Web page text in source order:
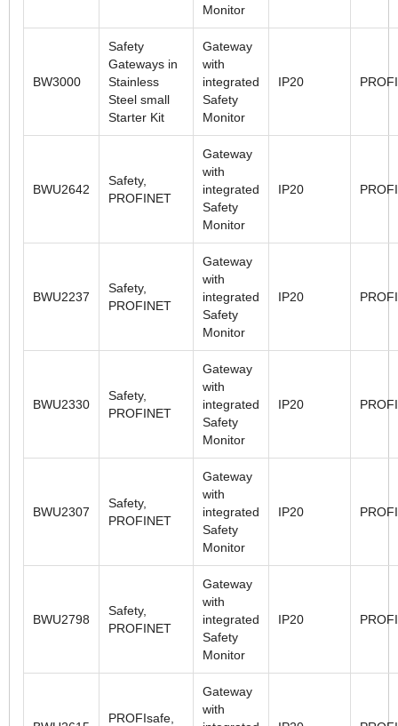
Monitor
BW3000
Safety
Gateways in
Stainless
Steel small
Starter Kit
Gateway
with
integrated
Safety
Monitor
IP20
BWU2642
Safety,
PROFINET
Gateway
with
integrated
Safety
Monitor
IP20
BWU2237
Safety,
PROFINET
Gateway
with
integrated
Safety
Monitor
IP20
BWU2330
Safety,
PROFINET
Gateway
with
integrated
Safety
Monitor
IP20
BWU2307
Safety,
PROFINET
Gateway
with
integrated
Safety
Monitor
IP20
BWU2798
Safety,
PROFINET
Gateway
with
integrated
Safety
Monitor
IP20
PROFIsafe,
Gateway
with